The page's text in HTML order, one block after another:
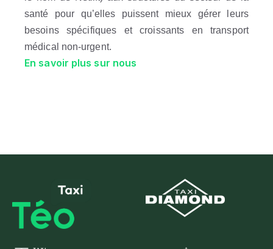
santé pour qu’elles puissent mieux gérer leurs
besoins spécifiques et croissants en transport
médical non-urgent.
En savoir plus sur nous